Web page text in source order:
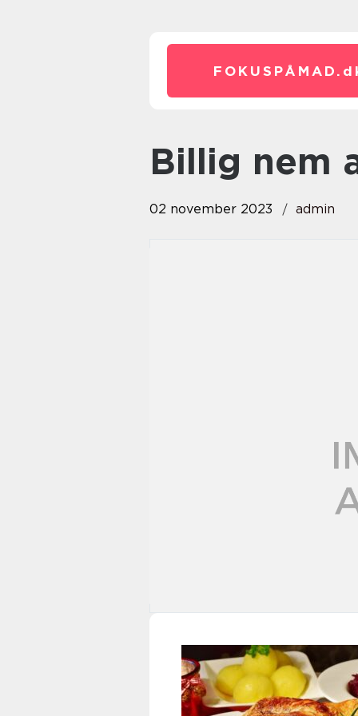
FOKUSPÅMAD.
billig nem
02 november 2023 admin